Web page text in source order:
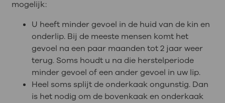
mogelijk:
U heeft minder gevoel in de huid van de kin en
onderlip. Bij de meeste mensen komt het
gevoel na een paar maanden tot 2 jaar weer
terug. Soms houdt u na die herstelperiode
minder gevoel of een ander gevoel in uw lip.
Heel soms splijt de onderkaak ongunstig. Dan
is het nodig om de bovenkaak en onderkaak